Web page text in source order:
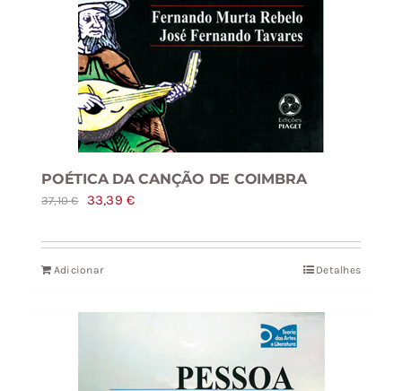
POÉTICA DA CANÇÃO DE COIMBRA
37,10€
O
original
era:
33,39€O
atual
Adicionar Detalhes